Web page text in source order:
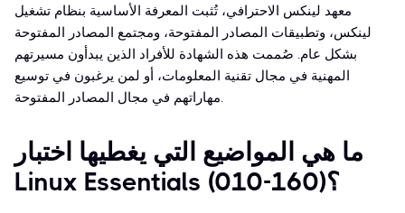
معهد لينكس الاحترافي، تُثبت المعرفة الأساسية بنظام تشغيل
لينكس، وتطبيقات المصادر المفتوحة، ومجتمع المصادر المفتوحة
بشكل عام. صُممت هذه الشهادة للأفراد الذين يبدأون مسيرتهم
المهنية في مجال تقنية المعلومات، أو لمن يرغبون في توسيع
مهاراتهم في مجال المصادر المفتوحة.
ما هي المواضيع التي يغطيها اختبار
Linux Essentials (010-160)؟